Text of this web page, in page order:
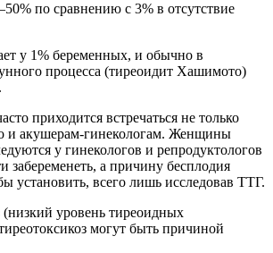
по сравнению с 3% в отсутствие
у 1% беременных, и обычно в
процесса (тиреоидит Хашимото)
приходится встречаться не только
и акушерам-гинекологам. Женщины
у гинекологов и репродуктологов
забеременеть, а причину бесплодия
установить, всего лишь исследовав ТТГ.
уровень тиреоидных
могут быть причиной